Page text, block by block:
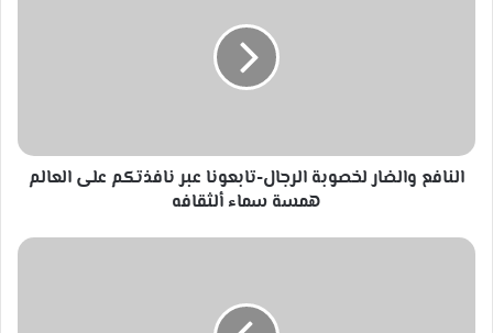
العالم
همسة
النافع والضار لخصوبة الرجال-تابعونا عبر نافذتكم على العالم
همسة سماء ألثقافه
الأسد